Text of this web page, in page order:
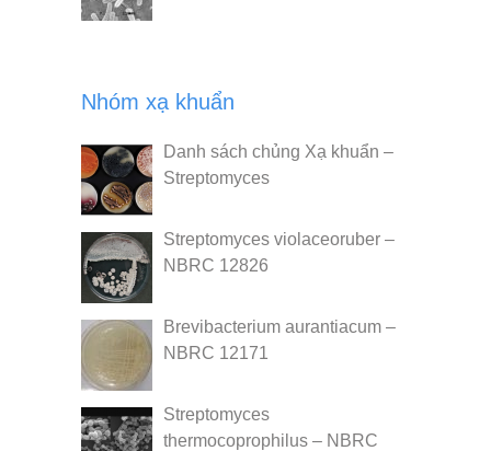
Nhóm xạ khuẩn
Danh sách chủng Xạ khuẩn –
Streptomyces
Streptomyces violaceoruber –
NBRC 12826
Brevibacterium aurantiacum –
NBRC 12171
Streptomyces
thermocoprophilus – NBRC